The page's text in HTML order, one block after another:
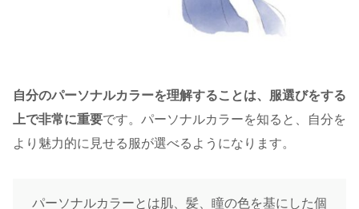
自分のパーソナルカラーを理解することは、服選びをする
上で非常に重要です。パーソナルカラーを知ると、自分を
より魅力的に見せる服が選べるようになります。
パーソナルカラーとは肌、髪、瞳の色を基にした個